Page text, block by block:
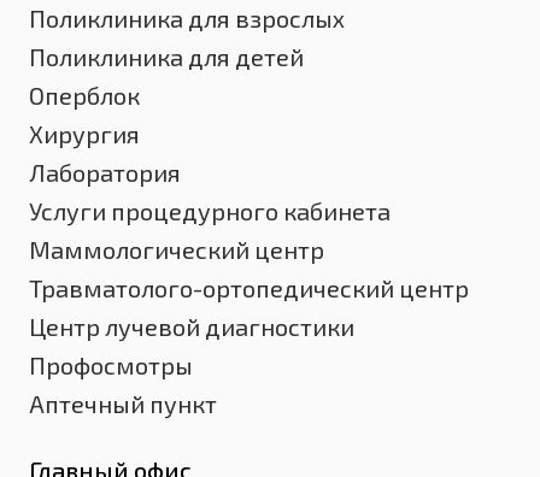
Поликлиника для взрослых
Поликлиника для детей
Оперблок
Хирургия
Лаборатория
Услуги процедурного кабинета
Маммологический центр
Травматолого-ортопедический центр
Центр лучевой диагностики
Профосмотры
Аптечный пункт
Главный офис